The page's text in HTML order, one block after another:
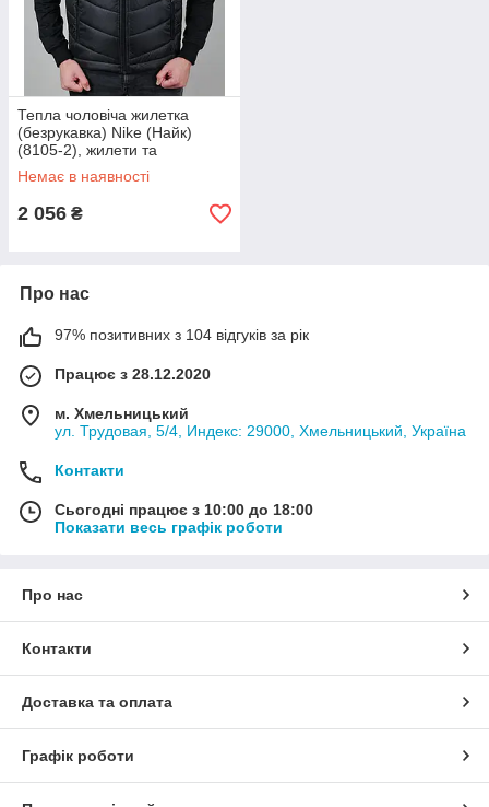
Тепла чоловіча жилетка
(безрукавка) Nike (Найк)
(8105-2), жилети та
безрукавки чоловічі,
утеплена, Чорний
Немає в наявності
2 056 ₴
Про нас
97% позитивних з 104 відгуків за рік
Працює з 28.12.2020
м. Хмельницький
ул. Трудовая, 5/4, Индекс: 29000, Хмельницький, Україна
Контакти
Сьогодні працює з 10:00 до 18:00
Показати весь графік роботи
Про нас
Контакти
Доставка та оплата
Графік роботи